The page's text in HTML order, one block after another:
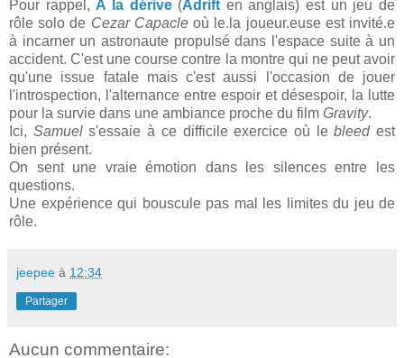
Pour rappel, A la dérive(Adrift en anglais) est un jeu de
rôle solo de Cezar Capacleoù le.la joueur.euse est invité.e
à incarner un astronaute propulsé dans l'espace suite à un
accident. C'est une course contre la montre qui ne peut avoir
qu'une issue fatale mais c'est aussi l'occasion de jouer
l'introspection, l'alternance entre espoir et désespoir, la lutte
pour la survie dans une ambiance proche du film Gravity.
Ici, Samuels'essaie à ce difficile exercice où lebleedest
bien présent.
On sent une vraie émotion dans les silences entre les
questions.
Une expérience qui bouscule pas mal les limites du jeu de
rôle.
jeepee à 12:34
Partager
Aucun commentaire: